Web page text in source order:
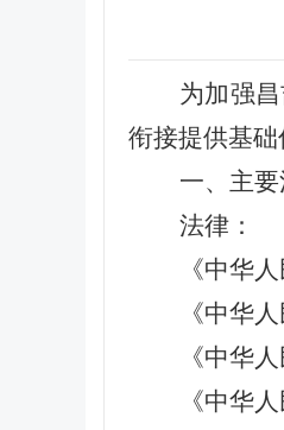
为加强
衔接提供基础
一、主
法律：
《中华
《中华
《中华
《中华